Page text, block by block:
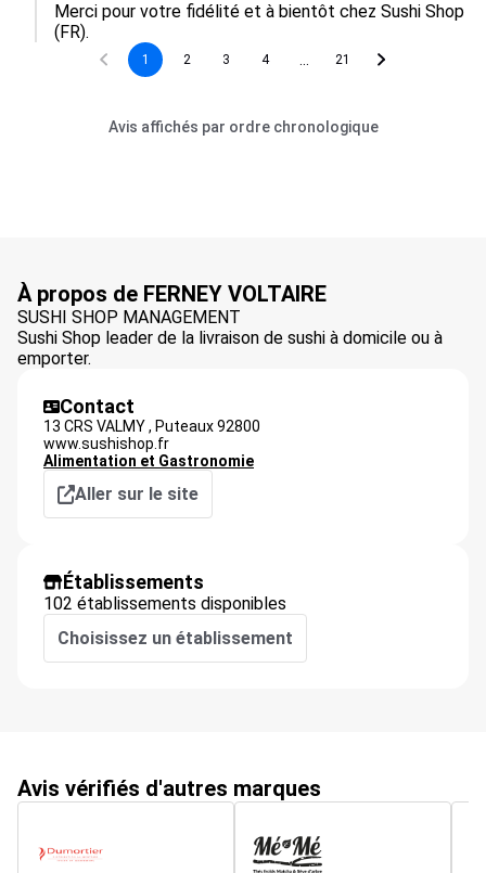
Merci pour votre fidélité et à bientôt chez Sushi Shop
(FR).
1 2 3 4 21
Avis affichés par ordre chronologique
À propos de FERNEY VOLTAIRE
SUSHI SHOP MANAGEMENT
Sushi Shop leader de la livraison de sushi à domicile ou à
emporter.
Contact
13 CRS VALMY , Puteaux92800
www.sushishop.fr
Alimentation et Gastronomie
Aller sur le site
Établissements
102 établissements disponibles
Choisissez un établissement
Avis vérifiés d'autres marques